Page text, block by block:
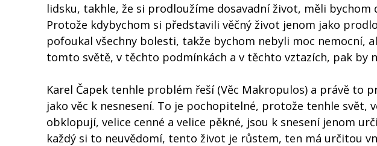
lidsku, takhle, že si prodloužíme dosavadní život, měli
Protože kdybychom si představili věčný život jenom jako
pofoukal všechny bolesti, takže bychom nebyli moc nemocní,
tomto světě, v těchto podmínkách a v těchto vztazích, pak by
Karel Čapek tenhle problém řeší (Věc Makropulos) a právě to
jako věc k nesnesení. To je pochopitelné, protože tenhle svět,
obklopují, velice cenné a velice pěkné, jsou k snesení jenom
každý si to neuvědomí, tento život je růstem, ten má určitou